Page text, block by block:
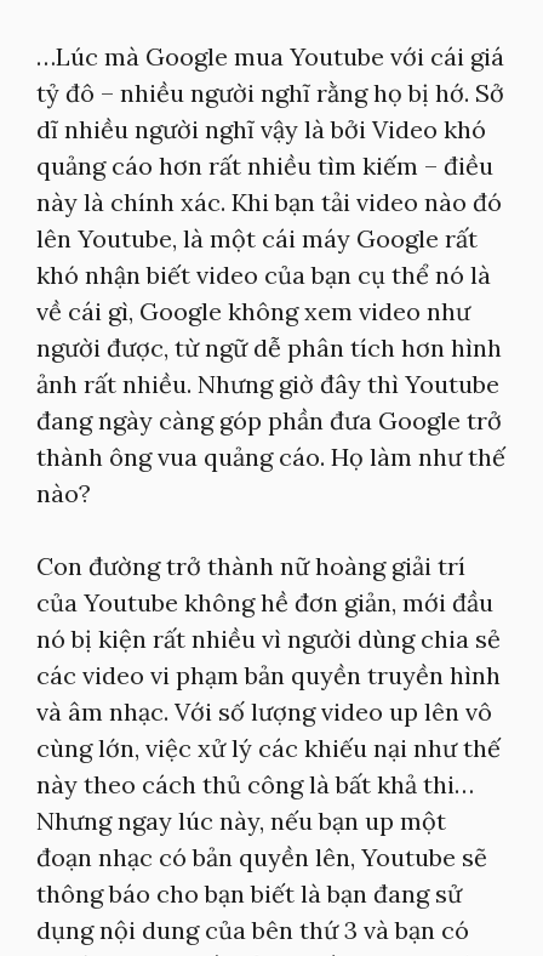
…Lúc mà Google mua Youtube với cái giá
tỷ đô – nhiều người nghĩ rằng họ bị hớ. Sở
dĩ nhiều người nghĩ vậy là bởi Video khó
quảng cáo hơn rất nhiều tìm kiếm – điều
này là chính xác. Khi bạn tải video nào đó
lên Youtube, là một cái máy Google rất
khó nhận biết video của bạn cụ thể nó là
về cái gì, Google không xem video như
người được, từ ngữ dễ phân tích hơn hình
ảnh rất nhiều. Nhưng giờ đây thì Youtube
đang ngày càng góp phần đưa Google trở
thành ông vua quảng cáo. Họ làm như thế
nào?
Con đường trở thành nữ hoàng giải trí
của Youtube không hề đơn giản, mới đầu
nó bị kiện rất nhiều vì người dùng chia sẻ
các video vi phạm bản quyền truyền hình
và âm nhạc. Với số lượng video up lên vô
cùng lớn, việc xử lý các khiếu nại như thế
này theo cách thủ công là bất khả thi…
Nhưng ngay lúc này, nếu bạn up một
đoạn nhạc có bản quyền lên, Youtube sẽ
thông báo cho bạn biết là bạn đang sử
dụng nội dung của bên thứ 3 và bạn có